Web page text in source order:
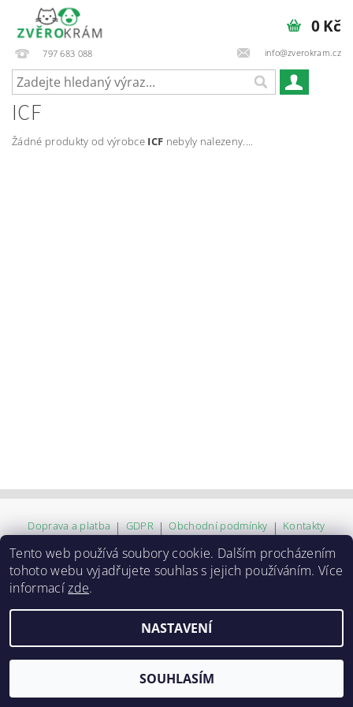
797 683 088 info@zverokram.cz
0 Kč
ICF
Žádné produkty od výrobce ICF nebyly nalezeny....
Doprava a platba | GDPR | Obchodní podmínky | Kontakty
2026 © ZVĚROKRÁM , všechna práva vyhrazena
Vytvořil Shoptet
Tento web používá soubory cookie. Dalším procházením
tohoto webu vyjadřujete souhlas s jejich používáním. Více
informacízde.
NASTAVENÍ
SOUHLASÍM